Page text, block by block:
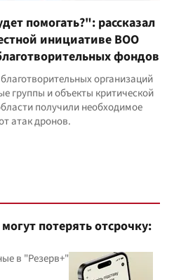
помогать?": рассказал
инициативе ВОО
фондов
организаций
группы и объекты критической
получили необходимое
атак дронов.
потерять отсрочку:
в "Резерв+"